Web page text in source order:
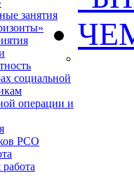
занятия
социальной
операции и
РСО
работа